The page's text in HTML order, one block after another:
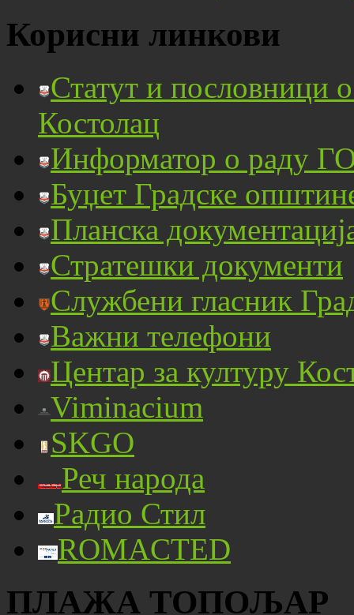
Корисни линкови
Статут и пословници
Костолац
Информатор о раду
Буџет Градске
Планска
Стратешки документи
Службени гласник
Важни телефони
Центар за културу
Viminacium
SKGO
Реч народа
Радио Стил
ROMACTED
ПЛАЖА ТОПОЉАР